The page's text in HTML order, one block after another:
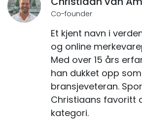
Co-founder
Et kjent navn i
og online
Med over 15 års
han dukket opp
bransjeveteran.
Christiaans favoritt
kategori.